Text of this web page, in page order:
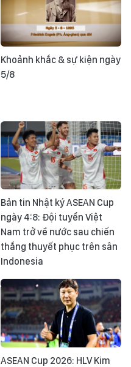
Khoảnh khắc & sự kiện ngày
5/8
Bản tin Nhật ký ASEAN Cup
ngày 4:8: Đội tuyển Việt
Nam trở về nước sau chiến
thắng thuyết phục trên sân
Indonesia
ASEAN Cup 2026: HLV Kim